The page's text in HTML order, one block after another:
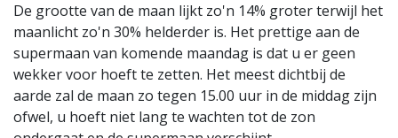
De grootte van de maan lijkt zo'n 14% groter terwijl het
maanlicht zo'n 30% helderder is. Het prettige aan de
supermaan van komende maandag is dat u er geen
wekker voor hoeft te zetten. Het meest dichtbij de
aarde zal de maan zo tegen 15.00 uur in de middag zijn
ofwel, u hoeft niet lang te wachten tot de zon